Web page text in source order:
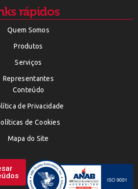
rápidos
Quem Somos
Produtos
Serviços
Representantes
Conteúdo
de Privacidade
de Cookies
Mapa do Site